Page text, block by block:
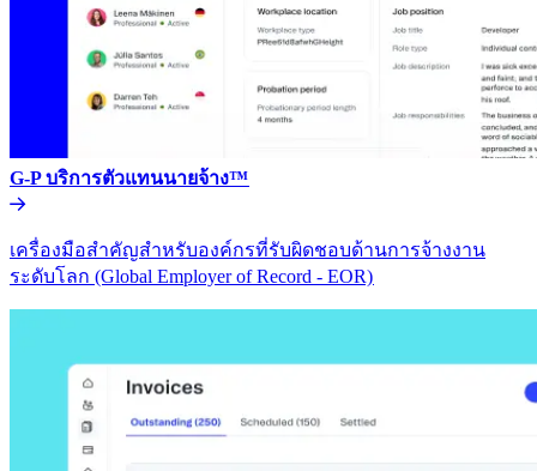
G-P บริการตัวแทนนายจ้าง™​​
เครื่องมือสำคัญสำหรับองค์กรที่รับผิดชอบด้านการจ้างงาน
ระดับโลก (Global Employer of Record - EOR)​​